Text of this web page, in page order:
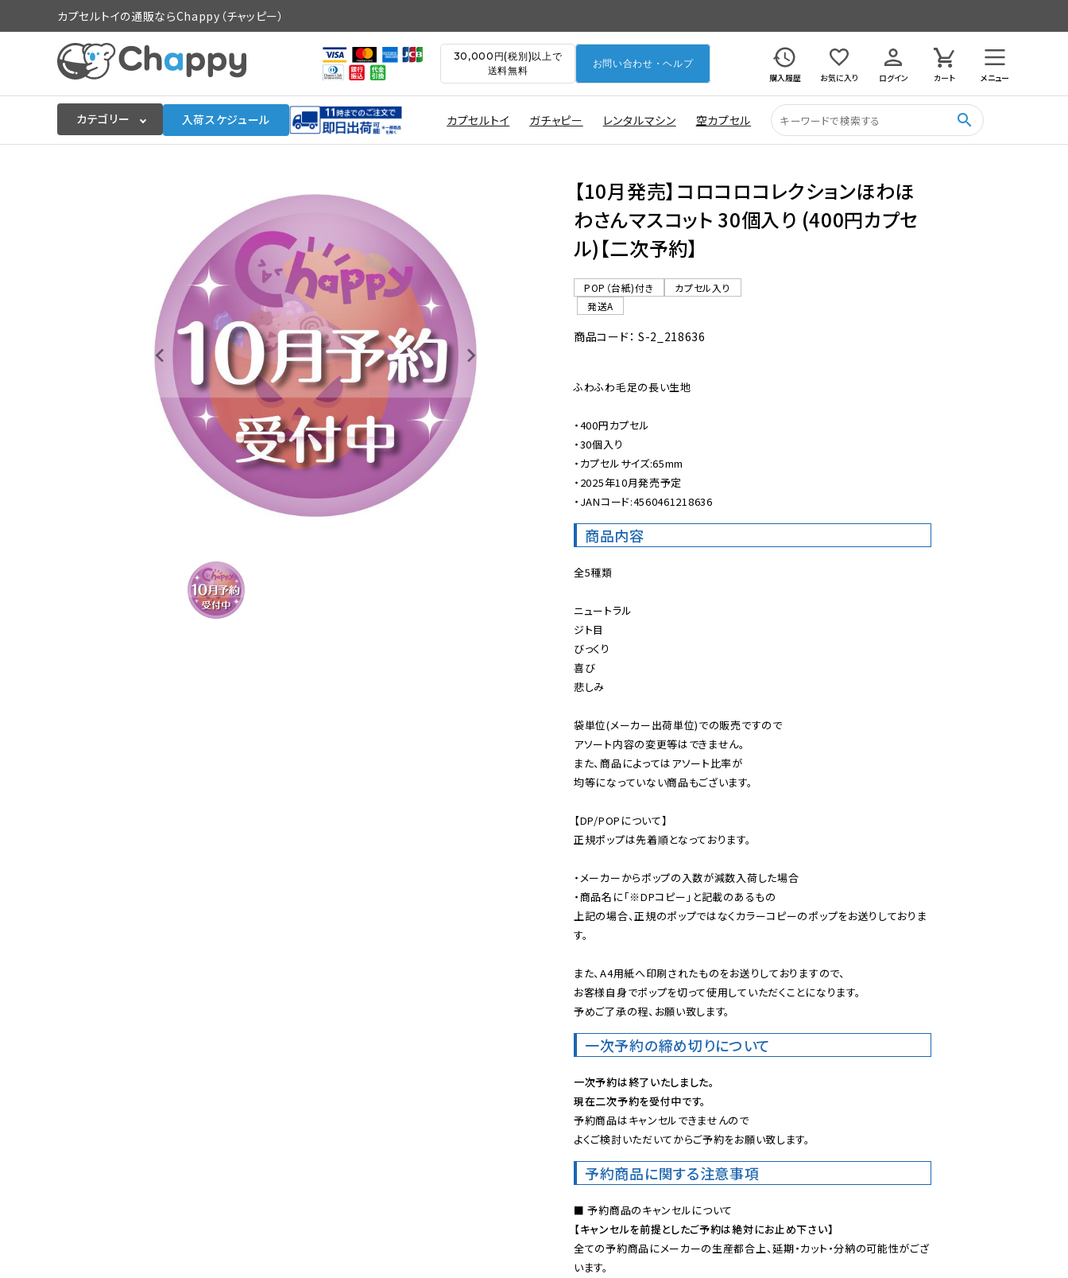
カプセルトイの通販ならChappy（チャッピー）
30,000円(税別)以上で
送料無料
お問い合わせ・ヘルプ
購入履歴
お気に入り ログイン カート メニュー
カテゴリー 入荷スケジュール カプセルトイ ガチャピー レンタルマシン 空カプセル search
【10月発売】コロコロコレクションほわほ
わさんマスコット 30個入り (400円カプセ
ル)【二次予約】
POP（台紙)付き
カプセル入り
発送A
商品コード： S-2_218636
ふわふわ毛足の長い生地
・400円カプセル
・30個入り
・カプセルサイズ:65mm
・2025年10月発売予定
・JANコード:4560461218636
商品内容
全5種類
ニュートラル
ジト目
びっくり
喜び
悲しみ
袋単位(メーカー出荷単位)での販売ですので
アソート内容の変更等はできません。
また、商品によってはアソート比率が
均等になっていない商品もございます。
【DP/POPについて】
正規ポップは先着順となっております。
・メーカーからポップの入数が減数入荷した場合
・商品名に「※DPコピー」と記載のあるもの
上記の場合、正規のポップではなくカラーコピーのポップをお送りしておりま
す。
また、A4用紙へ印刷されたものをお送りしておりますので、
お客様自身でポップを切って使用していただくことになります。
予めご了承の程、お願い致します。
一次予約の締め切りについて
一次予約は終了いたしました。
現在二次予約を受付中です。
予約商品はキャンセルできませんので
よくご検討いただいてからご予約をお願い致します。
予約商品に関する注意事項
【キャンセルを前提としたご予約は絶対にお止め下さい】
全ての予約商品にメーカーの生産都合上、延期・カット・分納の可能性がござ
います。